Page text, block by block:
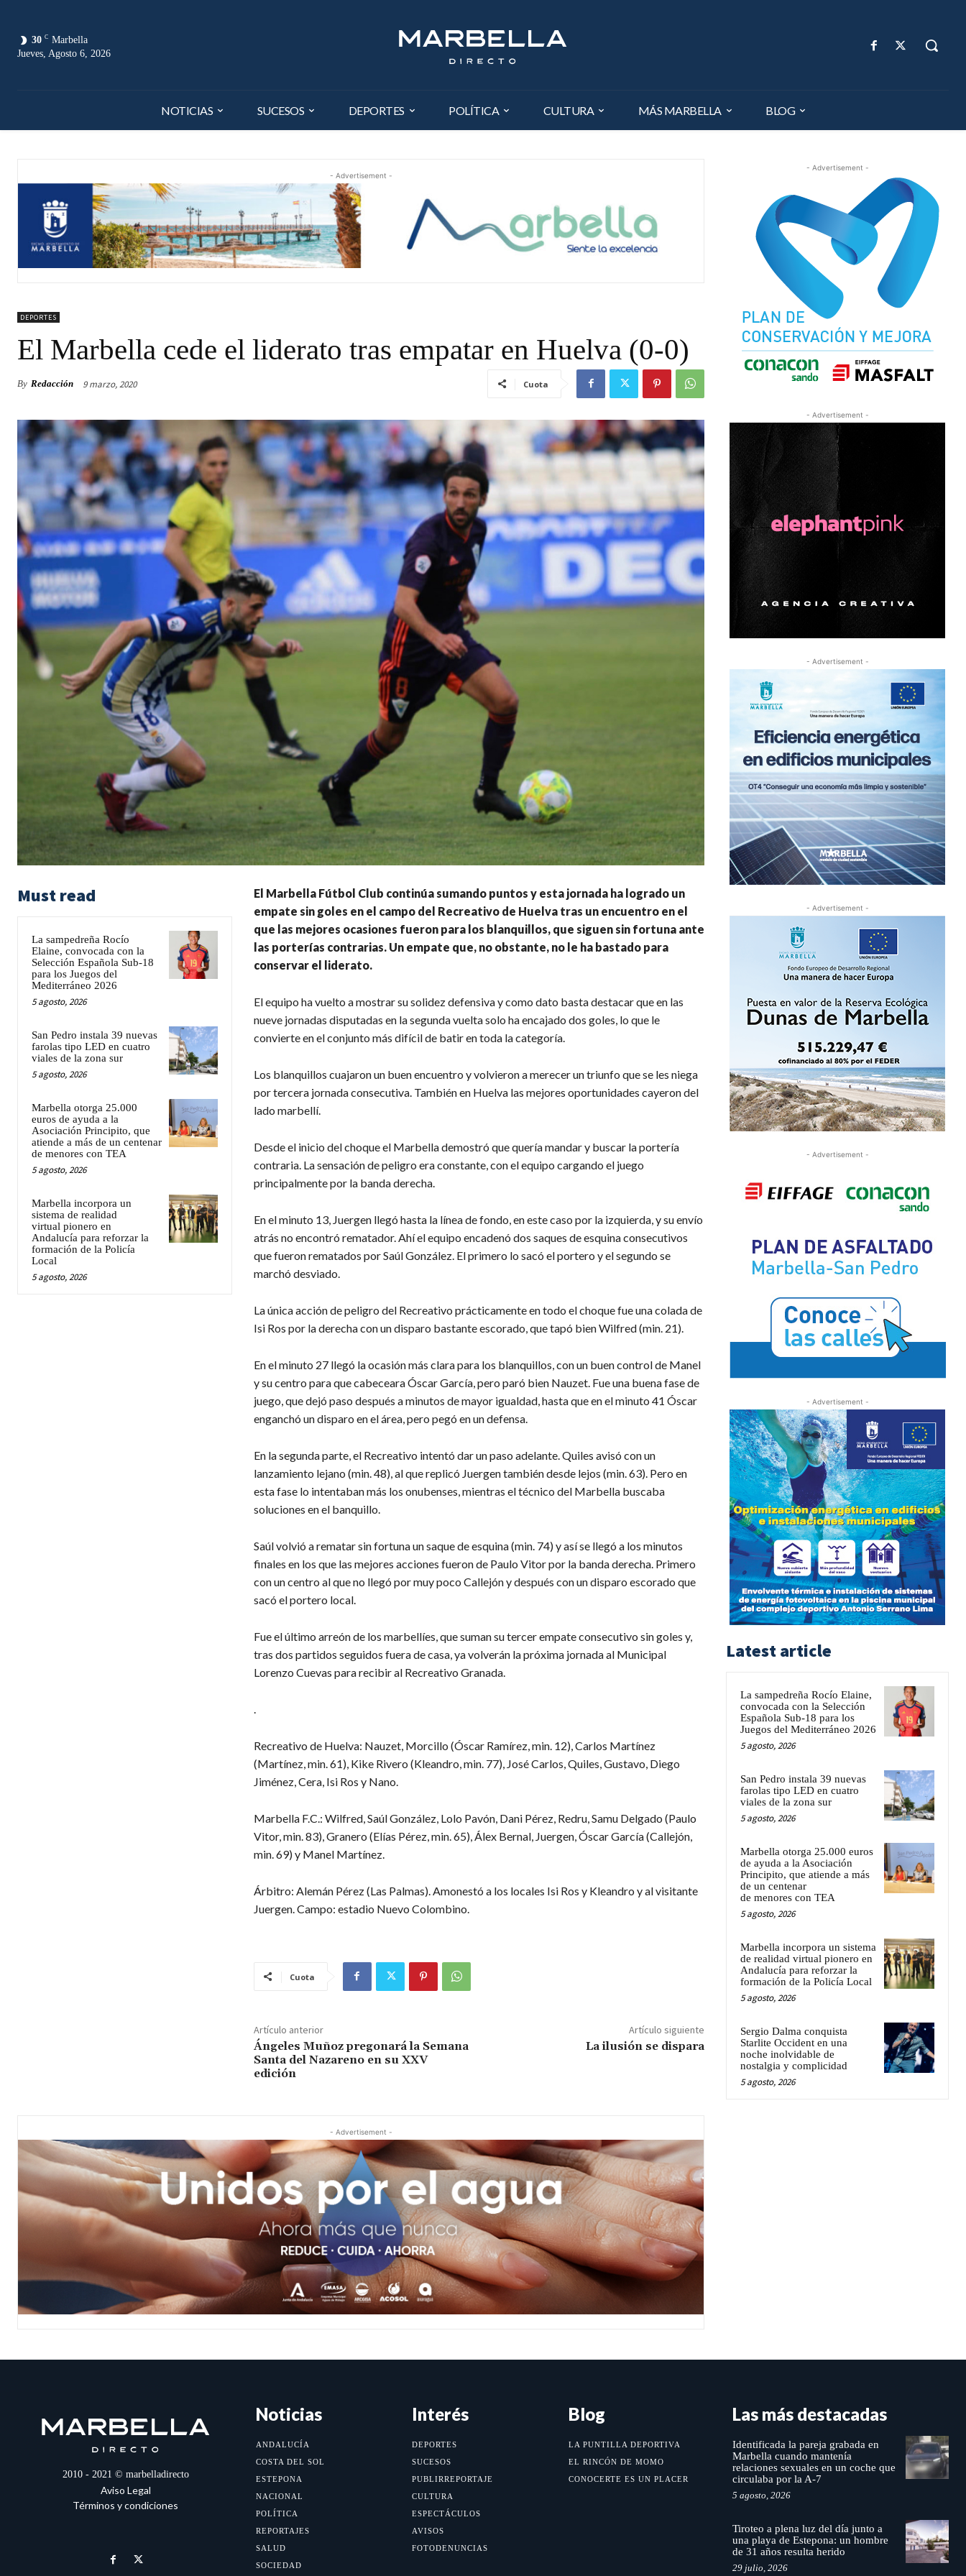
30 C Marbella
Jueves, Agosto 6, 2026
NOTICIAS SUCESOS DEPORTES POLÍTICA CULTURA MÁS MARBELLA BLOG
- Advertisement -
DEPORTES
El Marbella cede el liderato tras empatar en Huelva (0-0)
By Redacción 9 marzo, 2020 Cuota
Must read
La sampedreña Rocío
Elaine, convocada con la
Selección Española Sub-18
para los Juegos del
Mediterráneo 2026
5 agosto, 2026
San Pedro instala 39 nuevas
farolas tipo LED en cuatro
viales de la zona sur
5 agosto, 2026
Marbella otorga 25.000
euros de ayuda a la
Asociación Principito, que
atiende a más de un centenar
de menores con TEA
5 agosto, 2026
Marbella incorpora un
sistema de realidad
virtual pionero en
Andalucía para reforzar la
formación de la Policía
Local
5 agosto, 2026
El Marbella Fútbol Club continúa sumando puntos y esta jornada ha logrado un
empate sin goles en el campo del Recreativo de Huelva tras un encuentro en el
que las mejores ocasiones fueron para los blanquillos, que siguen sin fortuna ante
las porterías contrarias. Un empate que, no obstante, no le ha bastado para
conservar el liderato.
El equipo ha vuelto a mostrar su solidez defensiva y como dato basta destacar que en las
nueve jornadas disputadas en la segunda vuelta solo ha encajado dos goles, lo que le
convierte en el conjunto más difícil de batir en toda la categoría.
Los blanquillos cuajaron un buen encuentro y volvieron a merecer un triunfo que se les niega
por tercera jornada consecutiva. También en Huelva las mejores oportunidades cayeron del
lado marbellí.
Desde el inicio del choque el Marbella demostró que quería mandar y buscar la portería
contraria. La sensación de peligro era constante, con el equipo cargando el juego
principalmente por la banda derecha.
En el minuto 13, Juergen llegó hasta la línea de fondo, en este caso por la izquierda, y su envío
atrás no encontró rematador. Ahí el equipo encadenó dos saques de esquina consecutivos
que fueron rematados por Saúl González. El primero lo sacó el portero y el segundo se
marchó desviado.
La única acción de peligro del Recreativo prácticamente en todo el choque fue una colada de
Isi Ros por la derecha con un disparo bastante escorado, que tapó bien Wilfred (min. 21).
En el minuto 27 llegó la ocasión más clara para los blanquillos, con un buen control de Manel
y su centro para que cabeceara Óscar García, pero paró bien Nauzet. Fue una buena fase de
juego, que dejó paso después a minutos de mayor igualdad, hasta que en el minuto 41 Óscar
enganchó un disparo en el área, pero pegó en un defensa.
En la segunda parte, el Recreativo intentó dar un paso adelante. Quiles avisó con un
lanzamiento lejano (min. 48), al que replicó Juergen también desde lejos (min. 63). Pero en
esta fase lo intentaban más los onubenses, mientras el técnico del Marbella buscaba
soluciones en el banquillo.
Saúl volvió a rematar sin fortuna un saque de esquina (min. 74) y así se llegó a los minutos
finales en los que las mejores acciones fueron de Paulo Vitor por la banda derecha. Primero
con un centro al que no llegó por muy poco Callejón y después con un disparo escorado que
sacó el portero local.
Fue el último arreón de los marbellíes, que suman su tercer empate consecutivo sin goles y,
tras dos partidos seguidos fuera de casa, ya volverán la próxima jornada al Municipal
Lorenzo Cuevas para recibir al Recreativo Granada.
Recreativo de Huelva: Nauzet, Morcillo (Óscar Ramírez, min. 12), Carlos Martínez
(Martínez, min. 61), Kike Rivero (Kleandro, min. 77), José Carlos, Quiles, Gustavo, Diego
Jiménez, Cera, Isi Ros y Nano.
Marbella F.C.: Wilfred, Saúl González, Lolo Pavón, Dani Pérez, Redru, Samu Delgado (Paulo
Vitor, min. 83), Granero (Elías Pérez, min. 65), Álex Bernal, Juergen, Óscar García (Callejón,
min. 69) y Manel Martínez.
Árbitro: Alemán Pérez (Las Palmas). Amonestó a los locales Isi Ros y Kleandro y al visitante
Juergen. Campo: estadio Nuevo Colombino.
Cuota
Artículo anterior
Ángeles Muñoz pregonará la Semana
Santa del Nazareno en su XXV
edición
Artículo siguiente
La ilusión se dispara
- Advertisement -
- Advertisement -
- Advertisement -
- Advertisement -
- Advertisement -
- Advertisement -
- Advertisement -
Latest article
La sampedreña Rocío Elaine,
convocada con la Selección
Española Sub-18 para los
Juegos del Mediterráneo 2026
5 agosto, 2026
San Pedro instala 39 nuevas
farolas tipo LED en cuatro
viales de la zona sur
5 agosto, 2026
Marbella otorga 25.000 euros
de ayuda a la Asociación
Principito, que atiende a más
de un centenar
de menores con TEA
5 agosto, 2026
Marbella incorpora un sistema
de realidad virtual pionero en
Andalucía para reforzar la
formación de la Policía Local
5 agosto, 2026
Sergio Dalma conquista
Starlite Occident en una
noche inolvidable de
nostalgia y complicidad
5 agosto, 2026
2010 - 2021 © marbelladirecto
Aviso Legal
Términos y condiciones
Noticias
ANDALUCÍA
COSTA DEL SOL
ESTEPONA
NACIONAL
POLÍTICA
REPORTAJES
SALUD
SOCIEDAD
Interés
DEPORTES
SUCESOS
PUBLIRREPORTAJE
CULTURA
ESPECTÁCULOS
AVISOS
FOTODENUNCIAS
Blog
LA PUNTILLA DEPORTIVA
EL RINCÓN DE MOMO
CONOCERTE ES UN PLACER
Las más destacadas
Identificada la pareja grabada en
Marbella cuando mantenía
relaciones sexuales en un coche que
circulaba por la A-7
5 agosto, 2026
Tiroteo a plena luz del día junto a
una playa de Estepona: un hombre
de 31 años resulta herido
29 julio, 2026